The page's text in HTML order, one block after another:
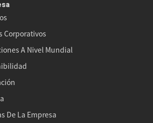
Corporativos
A Nivel Mundial
De La Empresa